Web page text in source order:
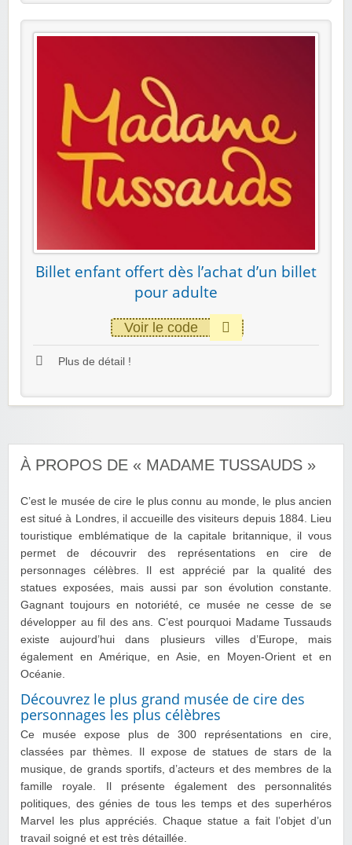
Billet enfant offert dès l’achat d’un billet
pour adulte
Voir le code
Plus de détail !
À PROPOS DE « MADAME TUSSAUDS »
C’est le musée de cire le plus connu au monde, le plus ancien
est situé à Londres, il accueille des visiteurs depuis 1884. Lieu
touristique emblématique de la capitale britannique, il vous
permet de découvrir des représentations en cire de
personnages célèbres. Il est apprécié par la qualité des
statues exposées, mais aussi par son évolution constante.
Gagnant toujours en notoriété, ce musée ne cesse de se
développer au fil des ans. C’est pourquoi Madame Tussauds
existe aujourd’hui dans plusieurs villes d’Europe, mais
également en Amérique, en Asie, en Moyen-Orient et en
Océanie.
Découvrez le plus grand musée de cire des
personnages les plus célèbres
Ce musée expose plus de 300 représentations en cire,
classées par thèmes. Il expose de statues de stars de la
musique, de grands sportifs, d’acteurs et des membres de la
famille royale. Il présente également des personnalités
politiques, des génies de tous les temps et des superhéros
Marvel les plus appréciés. Chaque statue a fait l’objet d’un
travail soigné et est très détaillée.